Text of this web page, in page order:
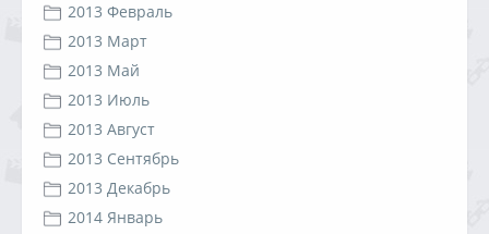
2013 Февраль
2013 Март
2013 Май
2013 Июль
2013 Август
2013 Сентябрь
2013 Декабрь
2014 Январь